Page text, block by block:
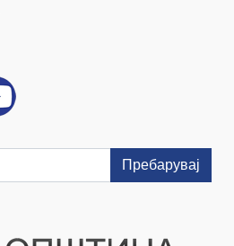
Пребарувај